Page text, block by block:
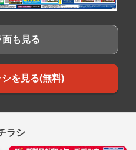
面も見る
を見る(無料)
ラシ